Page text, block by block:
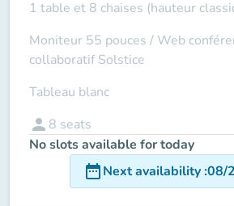
1 table et 8 chaises (hauteur
Moniteur 55 pouces / Web
collaboratif Solstice
Tableau blanc
person 8 seats
No slots available for today
date_rangeNext availability:08/